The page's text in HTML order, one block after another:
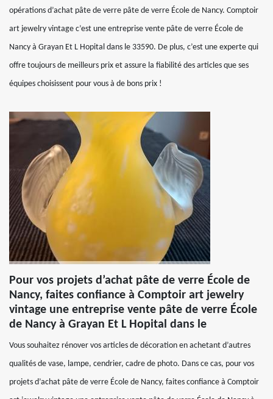
opérations d’achat pâte de verre pâte de verre École de Nancy. Comptoir
art jewelry vintage c’est une entreprise vente pâte de verre École de
Nancy à Grayan Et L Hopital dans le 33590. De plus, c’est une experte qui
offre toujours de meilleurs prix et assure la fiabilité des articles que ses
équipes choisissent pour vous à de bons prix !
Pour vos projets d’achat pâte de verre École de
Nancy, faites confiance à Comptoir art jewelry
vintage une entreprise vente pâte de verre École
de Nancy à Grayan Et L Hopital dans le
Vous souhaitez rénover vos articles de décoration en achetant d’autres
qualités de vase, lampe, cendrier, cadre de photo. Dans ce cas, pour vos
projets d’achat pâte de verre École de Nancy, faites confiance à Comptoir